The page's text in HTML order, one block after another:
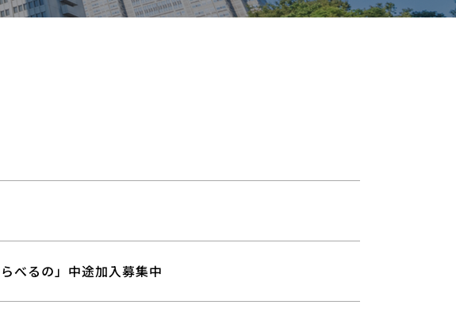
べるの」中途加入募集中